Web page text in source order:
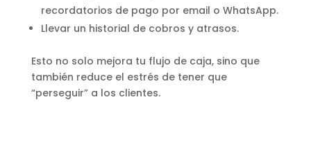
recordatorios de pago por email o WhatsApp.
Llevar un historial de cobros y atrasos.
Esto no solo mejora tu flujo de caja, sino que
también reduce el estrés de tener que
“perseguir” a los clientes.